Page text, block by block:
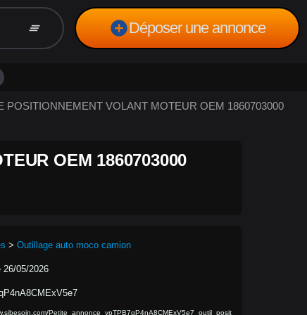
clear_all add_circleDéposer une annonce
POSITIONNEMENT VOLANT MOTEUR OEM 1860703000
OEM 1860703000
> Outillage auto moco camion
26/05/2026
Petite_annonce_ypTPB7qP4nA8CMExV5e7_outil_posit